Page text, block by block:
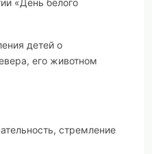
«День белого
детей о
его животном
стремление